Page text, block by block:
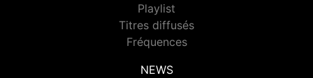
Playlist
Titres diffusés
Fréquences
NEWS